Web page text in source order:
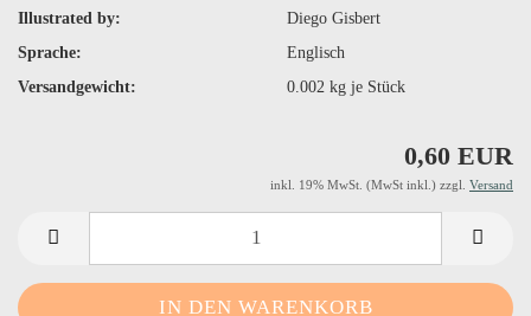
Illustrated by:
Diego Gisbert
Sprache:
Englisch
Versandgewicht:
0.002kg je Stück
0,60 EUR
inkl. 19% MwSt. (MwSt inkl.) zzgl. Versand